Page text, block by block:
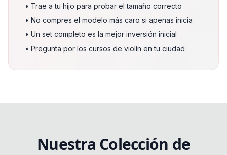
• Trae a tu hijo para probar el tamaño correcto
• No compres el modelo más caro si apenas inicia
• Un set completo es la mejor inversión inicial
• Pregunta por los cursos de violín en tu ciudad
Nuestra Colección de